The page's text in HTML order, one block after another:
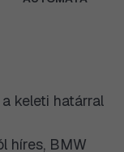
keleti határral
híres, BMW